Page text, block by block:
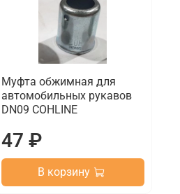
Муфта обжимная для
автомобильных рукавов
DN09 COHLINE
47 ₽
В корзину